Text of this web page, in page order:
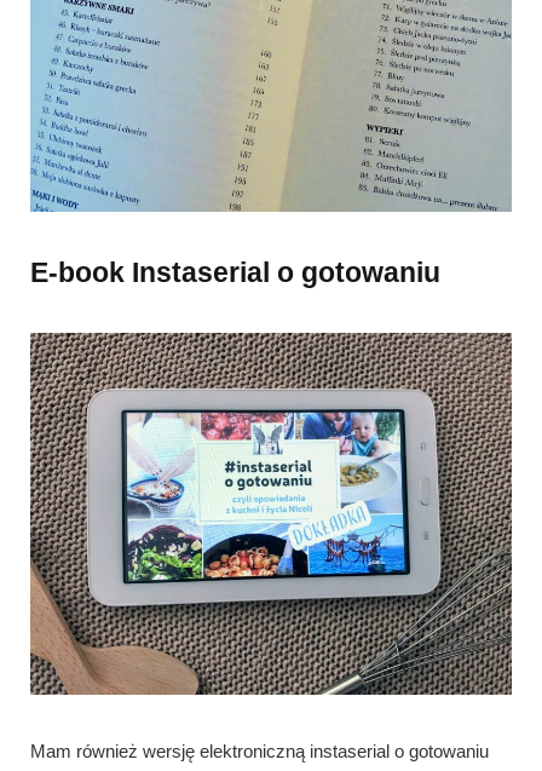
E-book Instaserial o gotowaniu
Mam również wersję elektroniczną instaserial o gotowaniu